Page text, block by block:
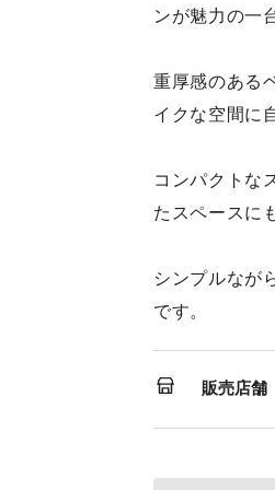
ンが魅力の一
重厚感のある
イクな空間に
コンパクトな
たスペースに
シンプルなが
です。
販売店舗